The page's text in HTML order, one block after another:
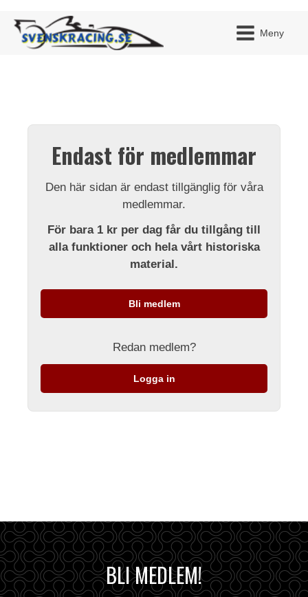
Meny
Endast för medlemmar
Den här sidan är endast tillgänglig för våra
medlemmar.
För bara 1 kr per dag får du tillgång till
alla funktioner och hela vårt historiska
material.
Bli medlem
Redan medlem?
Logga in
BLI MEDLEM!